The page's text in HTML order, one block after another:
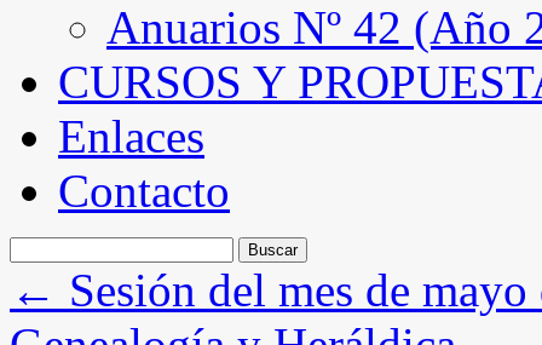
Anuarios Nº 42 (Año
CURSOS Y
Enlaces
Contacto
← Sesión del mes de